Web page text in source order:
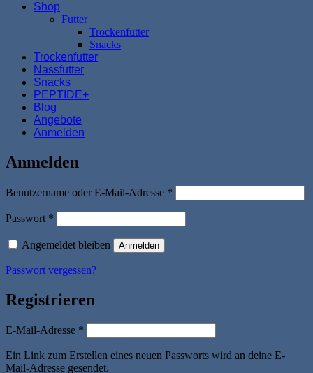
Shop
Futter
Trockenfutter
Snacks
Trockenfutter
Nassfutter
Snacks
PEPTIDE+
Blog
Angebote
Anmelden
Anmelden
Benutzername oder E-Mail-Adresse *
Passwort *
Angemeldet bleiben Anmelden
Passwort vergessen?
Registrieren
E-Mail-Adresse *
Ein Link zum Erstellen eines neuen Passworts wird an deine E-
Mail-Adresse gesendet.